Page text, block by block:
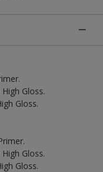
Gloss.
Gloss.
Gloss.
Gloss.